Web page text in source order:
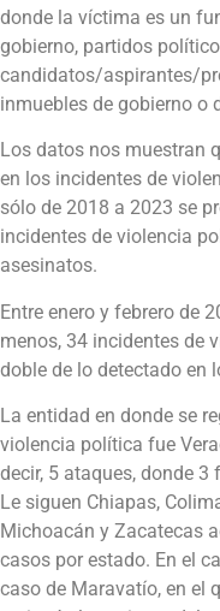
donde la víctima es un
gobierno, partidos
candidatos/aspirantes/
inmuebles de gobierno o
Los datos nos muestran
en los incidentes de
sólo de 2018 a 2023 se
incidentes de violencia
asesinatos.
Entre enero y febrero de
menos, 34 incidentes de
doble de lo detectado en
La entidad en donde se
violencia política fue
decir, 5 ataques, donde
Le siguen Chiapas,
Michoacán y Zacatecas
casos por estado. En el
caso de Maravatío, en el